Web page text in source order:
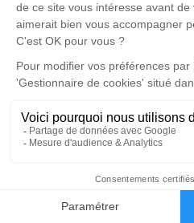
Faire-part
Un service de plantation
disponible ici.
Cérémonie civile